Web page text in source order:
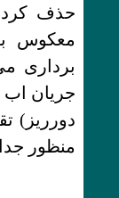
حذف
معکوس
برداری
جریان
دورریز)
منظور